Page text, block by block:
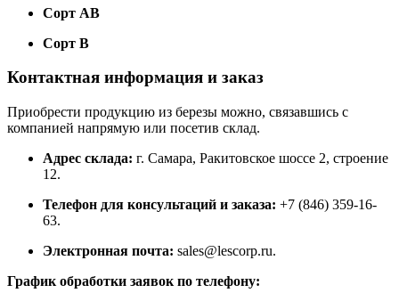
Сорт АВ
Сорт В
Контактная информация и заказ
Приобрести продукцию из березы можно, связавшись с
компанией напрямую или посетив склад.
Адрес склада: г. Самара, Ракитовское шоссе 2, строение
12.
Телефон для консультаций и заказа: +7 (846) 359-16-
63.
Электронная почта: sales@lescorp.ru.
График обработки заявок по телефону: